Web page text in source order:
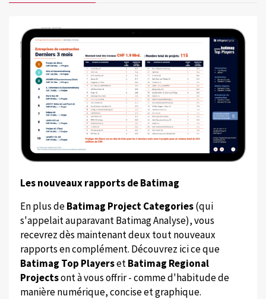
Les nouveaux rapports de Batimag
En plus deBatimag Project Categories(qui
s'appelait auparavant Batimag Analyse), vous
recevrez dès maintenant deux tout nouveaux
rapports en complément. Découvrez ici ce que
Batimag Top PlayersetBatimag Regional
Projectsont à vous offrir - comme d'habitude de
manière numérique, concise et graphique.